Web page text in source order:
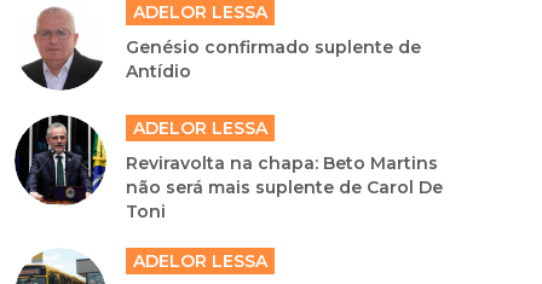
ADELOR LESSA
Genésio confirmado suplente de
Antídio
ADELOR LESSA
Reviravolta na chapa: Beto Martins
não será mais suplente de Carol De
Toni
ADELOR LESSA